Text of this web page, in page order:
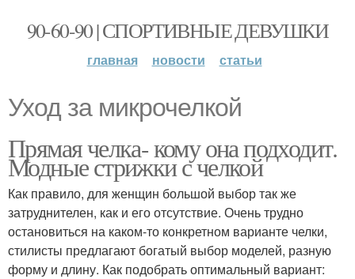
90-60-90 | СПОРТИВНЫЕ ДЕВУШКИ
главная новости статьи
Уход за микрочелкой
Прямая челка- кому она подходит.
Модные стрижки с челкой
Как правило, для женщин большой выбор так же
затруднителен, как и его отсутствие. Очень трудно
остановиться на каком-то конкретном варианте челки,
стилисты предлагают богатый выбор моделей, разную
форму и длину. Как подобрать оптимальный вариант: